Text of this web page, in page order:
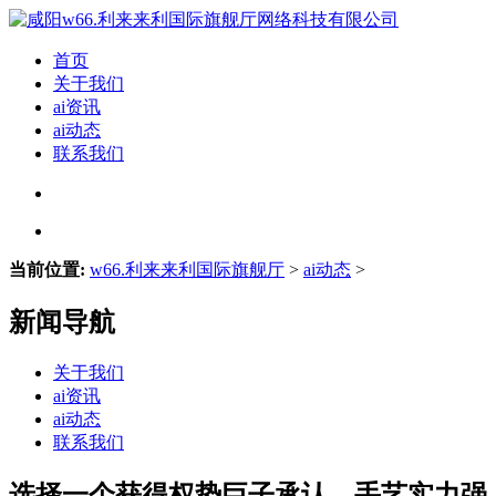
首页
关于我们
ai资讯
ai动态
联系我们
当前位置: w66.利来来利国际旗舰厅 > ai动态 >
新闻导航
关于我们
ai资讯
ai动态
联系我们